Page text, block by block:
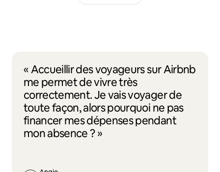
« Accueillir des voyageurs sur Airbnb
me permet de vivre très
correctement. Je vais voyager de
toute façon, alors pourquoi ne pas
financer mes dépenses pendant
mon absence ? »